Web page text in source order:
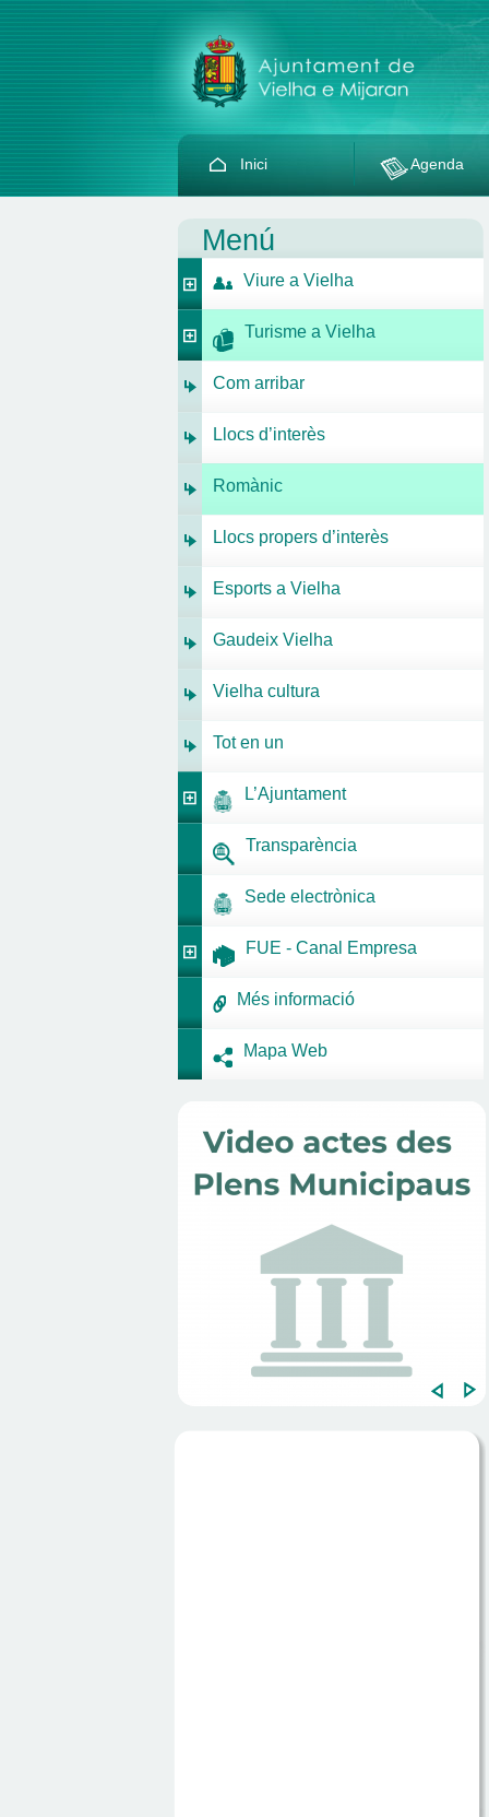
Inici Agenda
Menú
Viure a Vielha
Turisme a Vielha
Com arribar
Llocs d’interès
Romànic
Llocs propers d’interès
Esports a Vielha
Gaudeix Vielha
Vielha cultura
Tot en un
L’Ajuntament
Transparència
Sede electrònica
FUE - Canal Empresa
Més informació
Mapa Web